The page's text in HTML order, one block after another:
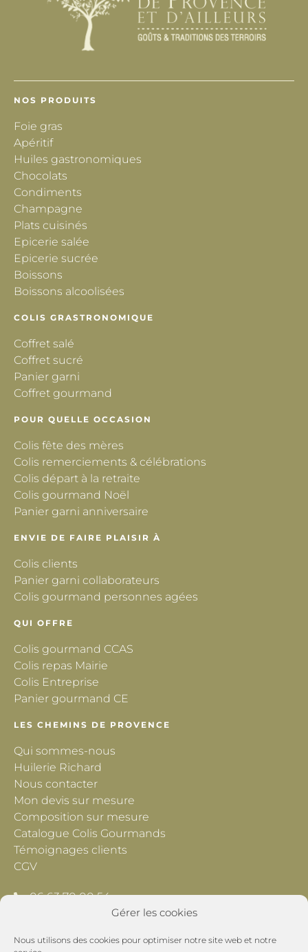
Gérer les cookies
Nous utilisons des cookies pour optimiser notre site web et notre
NOS PRODUITS
Foie gras
Apéritif
Huiles gastronomiques
Chocolats
Condiments
Champagne
Plats cuisinés
Epicerie salée
Epicerie sucrée
Boissons
Boissons alcoolisées
COLIS GRASTRONOMIQUE
Coffret salé
Coffret sucré
Panier garni
Coffret gourmand
POUR QUELLE OCCASION
Colis fête des mères
Colis remerciements & célébrations
Colis départ à la retraite
Colis gourmand Noël
Panier garni anniversaire
ENVIE DE FAIRE PLAISIR À
Colis clients
Panier garni collaborateurs
Colis gourmand personnes agées
QUI OFFRE
Colis gourmand CCAS
Colis repas Mairie
Colis Entreprise
Panier gourmand CE
LES CHEMINS DE PROVENCE
Qui sommes-nous
Huilerie Richard
Nous contacter
Mon devis sur mesure
Composition sur mesure
Catalogue Colis Gourmands
Témoignages clients
CGV
06 63 70 00 54
contact@lescheminsdeprovence.com
Les Chemins de Provence